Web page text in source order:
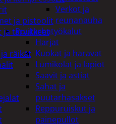
Verkot ja
reunanauha
Puutarhatyökalut
Harjat
Kuokat ja haravat
Lumikolat ja lapiot
Saavit ja astiat
Sahat ja
puutarhasakset
Reppuruiskut ja
painepullot
ja pistoolit
ja tarvikkeet
räikät